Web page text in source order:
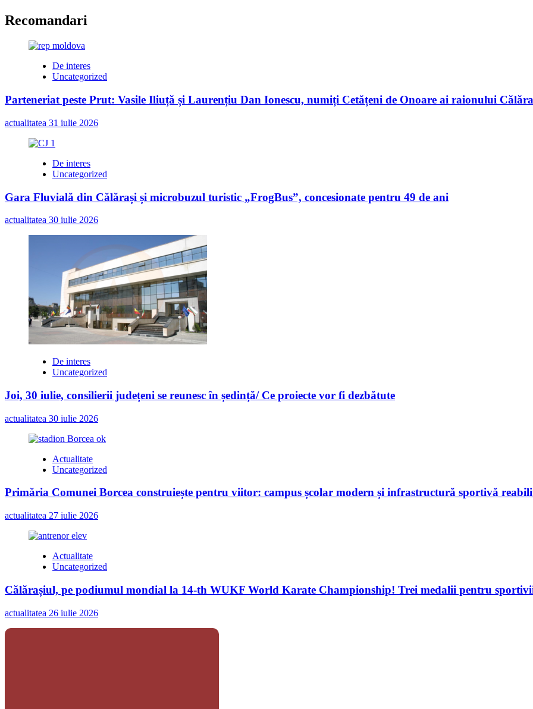
Recomandari
De interes
Uncategorized
Parteneriat peste Prut: Vasile Iliuță și Laurențiu Dan Ionescu, numiți Cetățeni de Onoare ai raionului
actualitatea 31 iulie 2026
De interes
Uncategorized
Gara Fluvială din Călărași și microbuzul turistic „FrogBus”, concesionate pentru 49 de ani
actualitatea 30 iulie 2026
De interes
Uncategorized
Joi, 30 iulie, consilierii județeni se reunesc în ședință/ Ce proiecte vor fi dezbătute
actualitatea 30 iulie 2026
Actualitate
Uncategorized
Primăria Comunei Borcea construiește pentru viitor: campus școlar modern și infrastructură sportivă
actualitatea 27 iulie 2026
Actualitate
Uncategorized
Călărașiul, pe podiumul mondial la 14-th WUKF World Karate Championship! Trei medalii pentru
actualitatea 26 iulie 2026